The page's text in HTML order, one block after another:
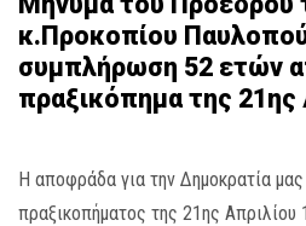
κ.Προκοπίου
συμπλήρωση 52 ετών
πραξικόπημα της 21ης
Η αποφράδα για την Δημοκρατία μας
πραξικοπήματος της 21ης Απριλίου